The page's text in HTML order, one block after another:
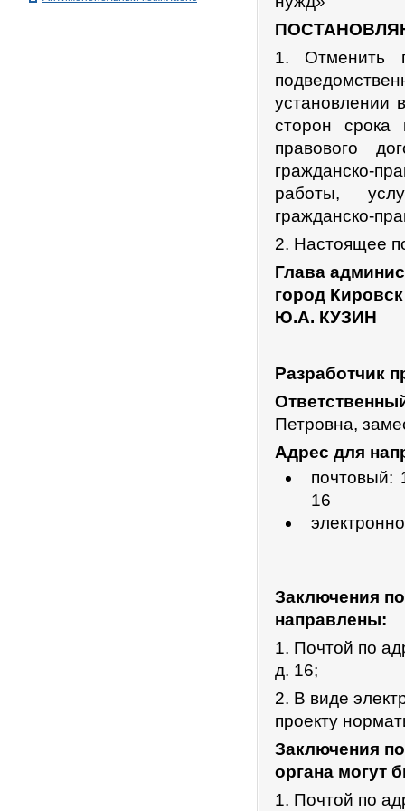
1. Отменить
установлении
сторон срока
правового
гражданско-
работы,
гражданско-
2. Настоящее
Глава
город
Ю.А. КУЗИН
Разработчик
Петровна,
Адрес для
почтовый:
16
Заключения
направлены:
1. Почтой по
д. 16;
2. В виде
проекту
Заключения
органа могут
1. Почтой по